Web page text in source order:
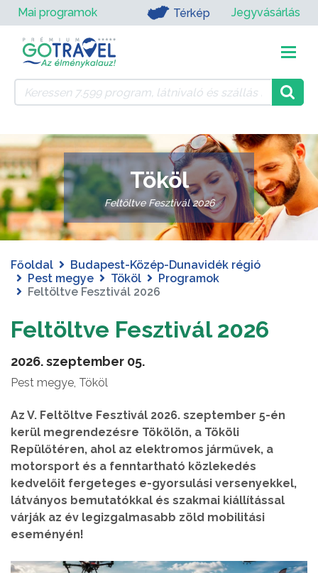
Mai programok Térkép Jegyvásárlás
Tököl
Feltöltve Fesztivál 2026
Főoldal
Budapest-Közép-Dunavidék régió
Pest megye
Tököl
Programok
Feltöltve Fesztivál 2026
Feltöltve Fesztivál 2026
2026. szeptember 05.
Pest megye, Tököl
Az V. Feltöltve Fesztivál 2026. szeptember 5-én
kerül megrendezésre Tökölön, a Tököli
Repülőtéren, ahol az elektromos járművek, a
motorsport és a fenntartható közlekedés
kedvelőit fergeteges e-gyorsulási versenyekkel,
látványos bemutatókkal és szakmai kiállítással
várják az év legizgalmasabb zöld mobilitási
eseményén!